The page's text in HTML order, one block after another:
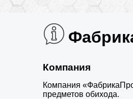
Компания
Компания
предметов обихода.